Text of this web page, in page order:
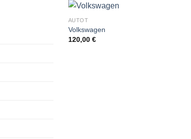
AUTOT
Volkswagen
120,00 €